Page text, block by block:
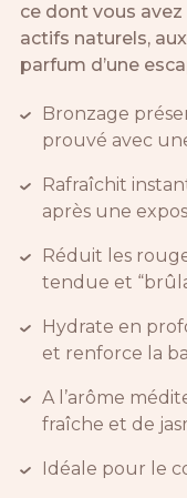
ce dont vous
actifs naturels,
parfum d’une
Bronzage
prouvé avec
Rafraîchit
après une
Réduit les
tendue et
Hydrate en
et renforce la
A l’arôme
fraîche et de
Idéale pour le